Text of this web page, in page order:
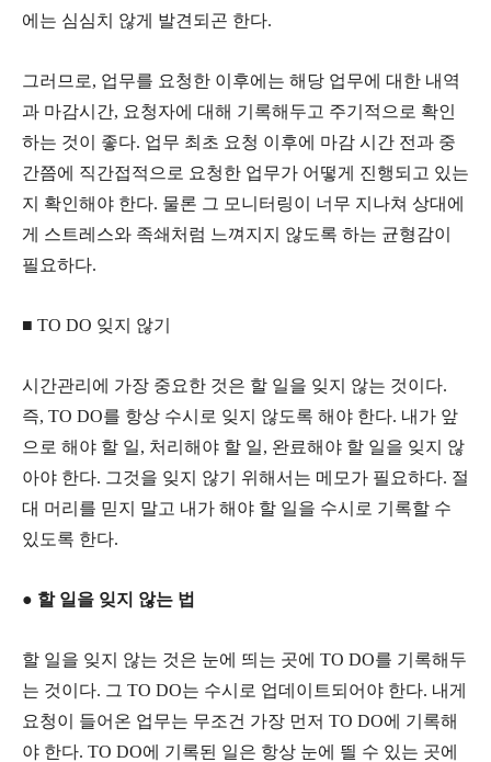
에는 심심치 않게 발견되곤 한다.
그러므로, 업무를 요청한 이후에는 해당 업무에 대한 내역
과 마감시간, 요청자에 대해 기록해두고 주기적으로 확인
하는 것이 좋다. 업무 최초 요청 이후에 마감 시간 전과 중
간쯤에 직간접적으로 요청한 업무가 어떻게 진행되고 있는
지 확인해야 한다. 물론 그 모니터링이 너무 지나쳐 상대에
게 스트레스와 족쇄처럼 느껴지지 않도록 하는 균형감이
필요하다.
■ TO DO 잊지 않기
시간관리에 가장 중요한 것은 할 일을 잊지 않는 것이다.
즉, TO DO를 항상 수시로 잊지 않도록 해야 한다. 내가 앞
으로 해야 할 일, 처리해야 할 일, 완료해야 할 일을 잊지 않
아야 한다. 그것을 잊지 않기 위해서는 메모가 필요하다. 절
대 머리를 믿지 말고 내가 해야 할 일을 수시로 기록할 수
있도록 한다.
● 할 일을 잊지 않는 법
할 일을 잊지 않는 것은 눈에 띄는 곳에 TO DO를 기록해두
는 것이다. 그 TO DO는 수시로 업데이트되어야 한다. 내게
요청이 들어온 업무는 무조건 가장 먼저 TO DO에 기록해
야 한다. TO DO에 기록된 일은 항상 눈에 띌 수 있는 곳에